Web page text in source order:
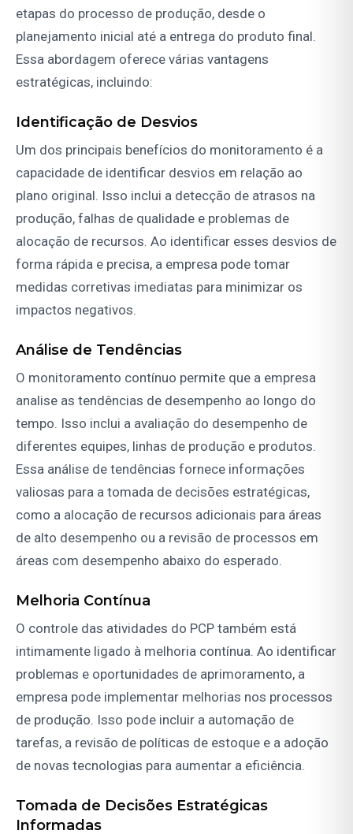
etapas do processo de produção, desde o
planejamento inicial até a entrega do produto final.
Essa abordagem oferece várias vantagens
estratégicas, incluindo:
Identificação de Desvios
Um dos principais benefícios do monitoramento é a
capacidade de identificar desvios em relação ao
plano original. Isso inclui a detecção de atrasos na
produção, falhas de qualidade e problemas de
alocação de recursos. Ao identificar esses desvios de
forma rápida e precisa, a empresa pode tomar
medidas corretivas imediatas para minimizar os
impactos negativos.
Análise de Tendências
O monitoramento contínuo permite que a empresa
analise as tendências de desempenho ao longo do
tempo. Isso inclui a avaliação do desempenho de
diferentes equipes, linhas de produção e produtos.
Essa análise de tendências fornece informações
valiosas para a tomada de decisões estratégicas,
como a alocação de recursos adicionais para áreas
de alto desempenho ou a revisão de processos em
áreas com desempenho abaixo do esperado.
Melhoria Contínua
O controle das atividades do PCP também está
intimamente ligado à melhoria contínua. Ao identificar
problemas e oportunidades de aprimoramento, a
empresa pode implementar melhorias nos processos
de produção. Isso pode incluir a automação de
tarefas, a revisão de políticas de estoque e a adoção
de novas tecnologias para aumentar a eficiência.
Tomada de Decisões Estratégicas
Informadas